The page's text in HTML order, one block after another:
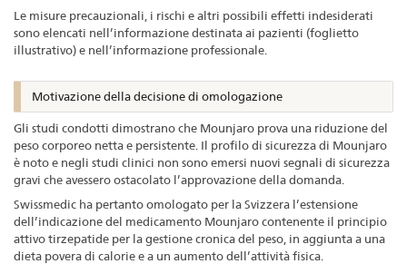
Le misure precauzionali, i rischi e altri possibili effetti indesiderati
sono elencati nell’informazione destinata ai pazienti (foglietto
illustrativo) e nell’informazione professionale.
Motivazione della decisione di omologazione
Gli studi condotti dimostrano che Mounjaro prova una riduzione del
peso corporeo netta e persistente. Il profilo di sicurezza di Mounjaro
è noto e negli studi clinici non sono emersi nuovi segnali di sicurezza
gravi che avessero ostacolato l’approvazione della domanda.
Swissmedic ha pertanto omologato per la Svizzera l’estensione
dell’indicazione del medicamento Mounjaro contenente il principio
attivo tirzepatide per la gestione cronica del peso, in aggiunta a una
dieta povera di calorie e a un aumento dell’attività fisica.